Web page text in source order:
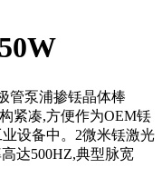
管泵浦掺铥晶体棒
紧凑,方便作为OEM铥
设备中。2微米铥激光
达500HZ,典型脉宽